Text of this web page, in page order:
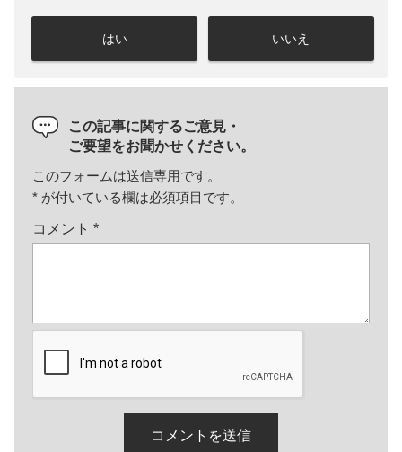
はい いいえ
この記事に関するご意見・
ご要望をお聞かせください。
このフォームは送信専用です。
* が付いている欄は必須項目です。
コメント *